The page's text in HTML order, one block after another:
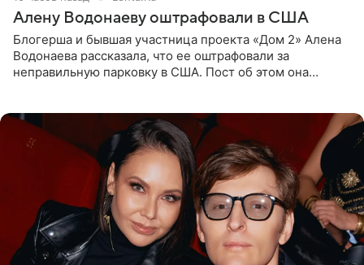
Алену Водонаеву оштрафовали в США
Блогерша и бывшая участница проекта «Дом 2» Алена
Водонаева рассказала, что ее оштрафовали за
неправильную парковку в США. Пост об этом она